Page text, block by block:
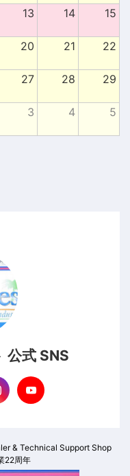
13 14 15
20 21 22
27 28 29
3 4 5
公式 SNS
& Technical Support Shop
22周年